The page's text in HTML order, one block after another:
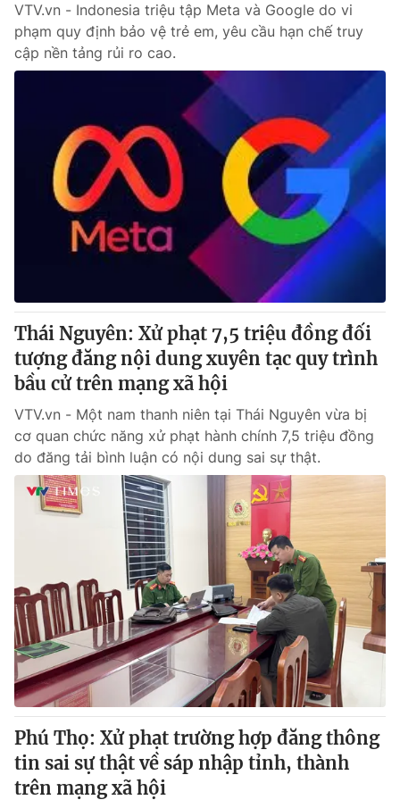
VTV.vn - Indonesia triệu tập Meta và Google do vi
phạm quy định bảo vệ trẻ em, yêu cầu hạn chế truy
cập nền tảng rủi ro cao.
Thái Nguyên: Xử phạt 7,5 triệu đồng đối
tượng đăng nội dung xuyên tạc quy trình
bầu cử trên mạng xã hội
VTV.vn - Một nam thanh niên tại Thái Nguyên vừa bị
cơ quan chức năng xử phạt hành chính 7,5 triệu đồng
do đăng tải bình luận có nội dung sai sự thật.
Phú Thọ: Xử phạt trường hợp đăng thông
tin sai sự thật về sáp nhập tỉnh, thành
trên mạng xã hội